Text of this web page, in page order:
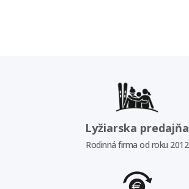
Lyžiarska predajňa
Rodinná firma od roku 2012